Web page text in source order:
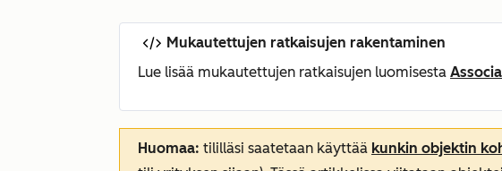
Mukautettujen ratkaisujen rakentaminen
Lue lisää mukautettujen ratkaisujen luomisesta
Huomaa: tililläsi saatetaan käyttää kunkin objektin